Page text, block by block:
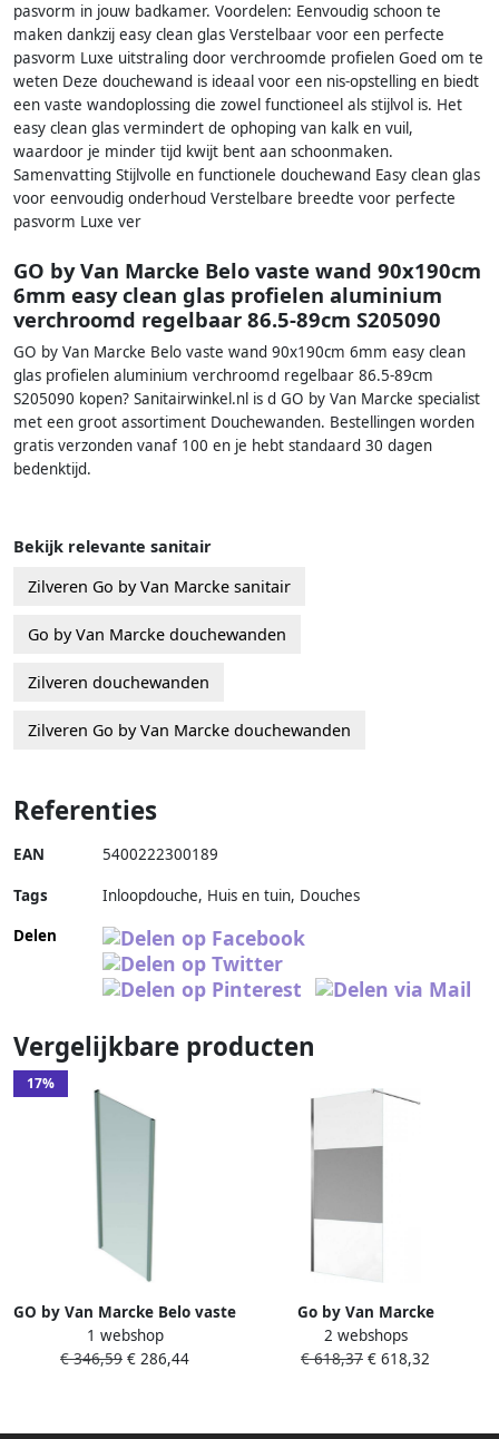
pasvorm in jouw badkamer. Voordelen: Eenvoudig schoon te
maken dankzij easy clean glas Verstelbaar voor een perfecte
pasvorm Luxe uitstraling door verchroomde profielen Goed om te
weten Deze douchewand is ideaal voor een nis-opstelling en biedt
een vaste wandoplossing die zowel functioneel als stijlvol is. Het
easy clean glas vermindert de ophoping van kalk en vuil,
waardoor je minder tijd kwijt bent aan schoonmaken.
Samenvatting Stijlvolle en functionele douchewand Easy clean glas
voor eenvoudig onderhoud Verstelbare breedte voor perfecte
pasvorm Luxe ver
GO by Van Marcke Belo vaste wand 90x190cm
6mm easy clean glas profielen aluminium
verchroomd regelbaar 86.5-89cm S205090
GO by Van Marcke Belo vaste wand 90x190cm 6mm easy clean
glas profielen aluminium verchroomd regelbaar 86.5-89cm
S205090 kopen? Sanitairwinkel.nl is d GO by Van Marcke specialist
met een groot assortiment Douchewanden. Bestellingen worden
gratis verzonden vanaf 100 en je hebt standaard 30 dagen
bedenktijd.
Bekijk relevante sanitair
Zilveren Go by Van Marcke sanitair
Go by Van Marcke douchewanden
Zilveren douchewanden
Zilveren Go by Van Marcke douchewanden
Referenties
EAN 5400222300189
Tags
Inloopdouche, Huis en tuin, Douches
Delen
Vergelijkbare producten
17%
GO by Van Marcke Belo vaste
wand 80x190cm 6mm easy
clean glas profielen
1 webshop
€ 346,59 € 286,44
Go by Van Marcke
Inloopdouche Van Marcke Go
Miage 160x200 cm 8 mm
2 webshops
€ 618,37 € 618,32